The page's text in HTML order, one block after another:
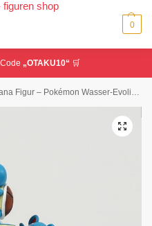
0
„OTAKU10“ 🛒
Figur – Pokémon Wasser-Evoli Statue